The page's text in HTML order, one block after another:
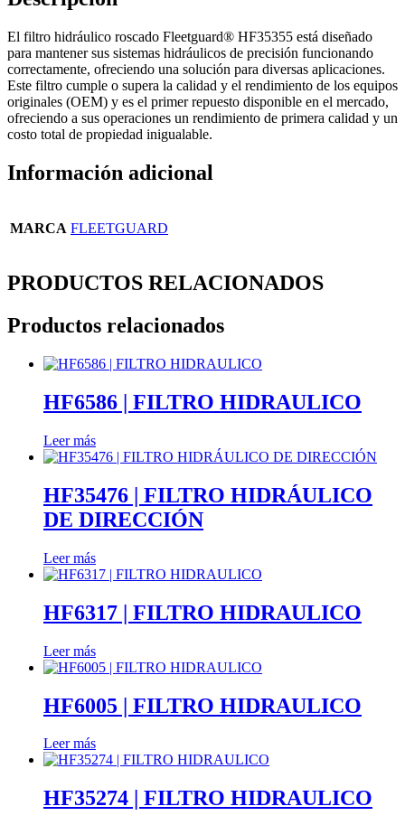
El filtro hidráulico roscado Fleetguard® HF35355 está diseñado
para mantener sus sistemas hidráulicos de precisión funcionando
correctamente, ofreciendo una solución para diversas aplicaciones.
Este filtro cumple o supera la calidad y el rendimiento de los equipos
originales (OEM) y es el primer repuesto disponible en el mercado,
ofreciendo a sus operaciones un rendimiento de primera calidad y un
costo total de propiedad inigualable.
Información adicional
MARCA FLEETGUARD
PRODUCTOS RELACIONADOS
Productos relacionados
HF6586 | FILTRO HIDRAULICO
Leer más
HF35476 | FILTRO HIDRÁULICO
DE DIRECCIÓN
Leer más
HF6317 | FILTRO HIDRAULICO
Leer más
HF6005 | FILTRO HIDRAULICO
Leer más
HF35274 | FILTRO HIDRAULICO